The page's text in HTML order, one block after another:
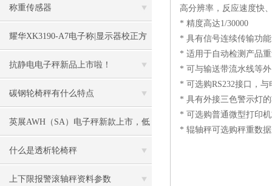
称重传感器
耀华XK3190-A7电子称|显示器校正方
法
抗静电电子秤新品上市啦！
碳钢轮椅秤有什么特点
英展AWH（SA）电子秤新款上市，低
价冲市场
什么是透析轮椅秤
上下限报警滚轴秤资料参数
高分辨率，反应速度快
* 精度高达1/30000
* 具有信号连续传输功能
* 适用于自动检测产品
* 可与输送带流水线等
* 可选购RS232接口，
* 具有外接三色警示灯
* 可选购普通微型打印
* 辊轴秤可选购秤重数